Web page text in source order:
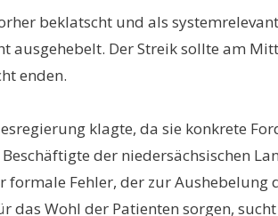
beklatscht und als
ausgehebelt. Der Streik sollte am
enden.
klagte, da sie konkrete
der niedersächsischen
Fehler, der zur
Wohl der Patienten sorgen,